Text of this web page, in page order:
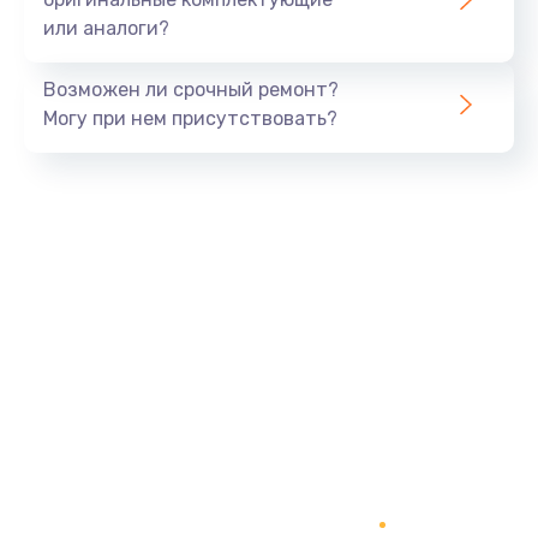
или аналоги?
Возможен ли срочный ремонт?
Могу при нем присутствовать?